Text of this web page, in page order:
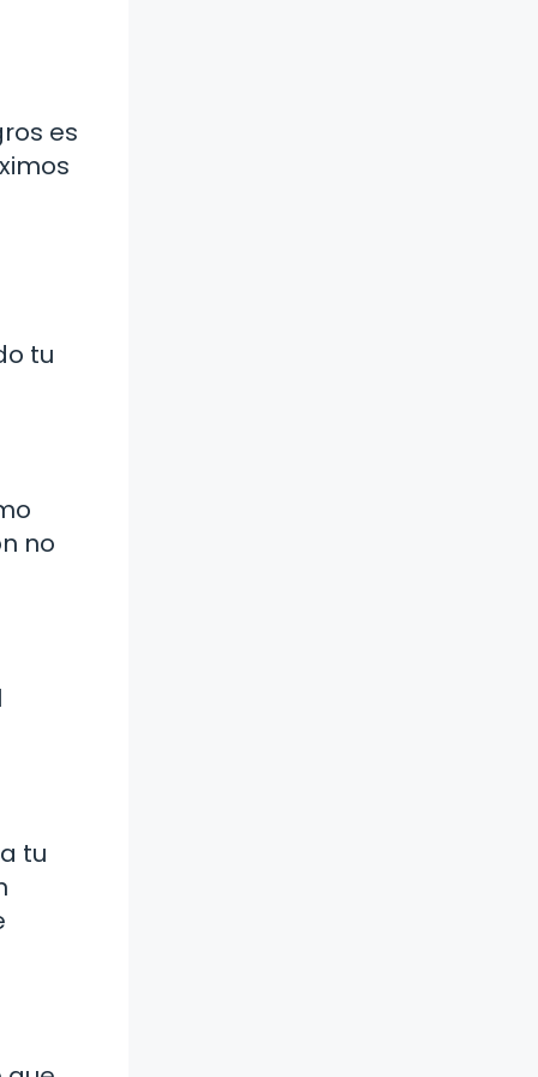
es
tu
no
tu